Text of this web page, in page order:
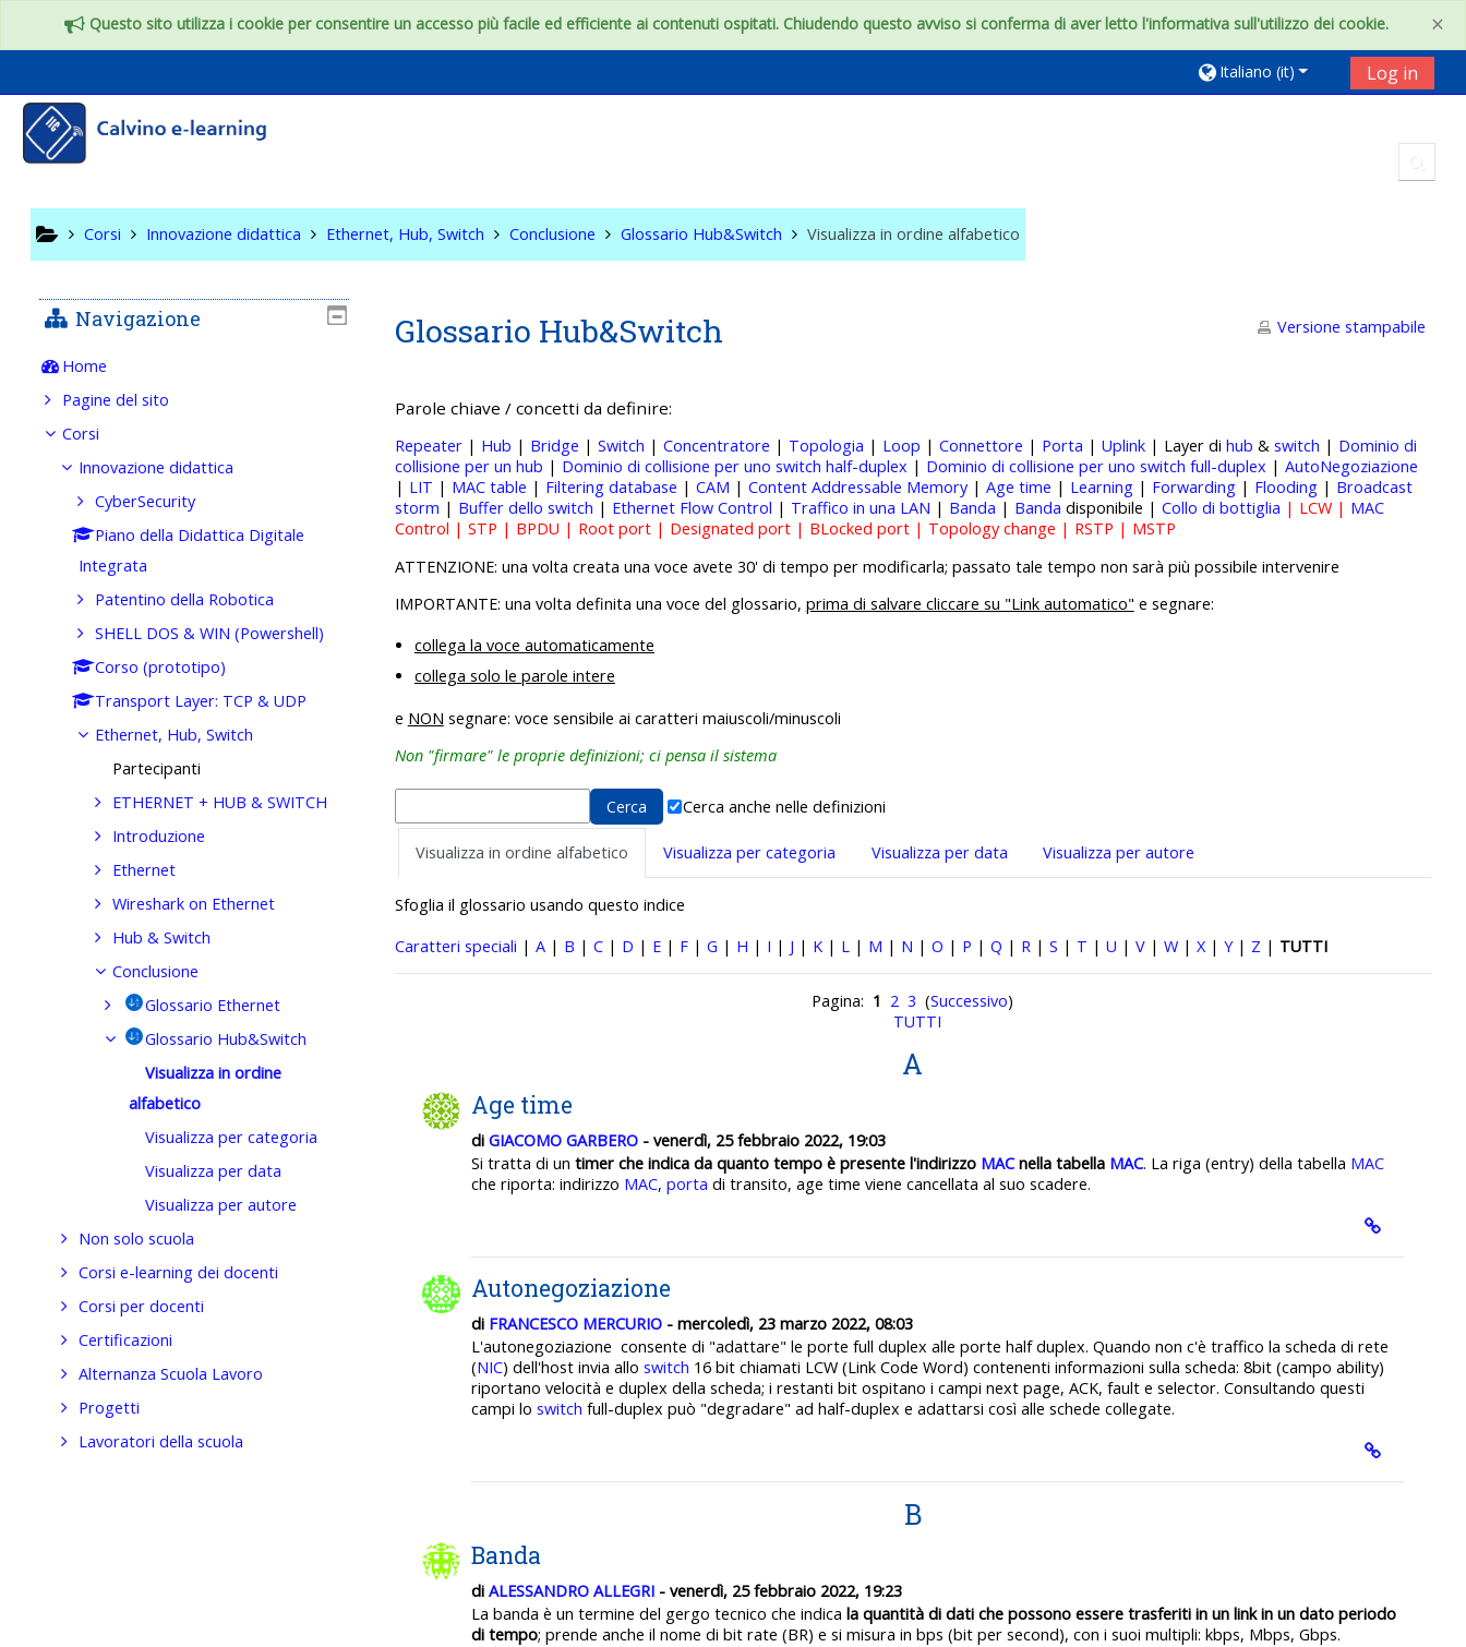
×
Questo sito utilizza i cookie per consentire un accesso più facile ed efficiente ai contenuti ospitati. Chiudendo questo avviso si conferma di aver letto l'informativa sull'utilizzo dei cookie.
Italiano ‎(it)‎ Log in
Corsi Innovazione didattica Ethernet, Hub, Switch Conclusione Glossario Hub&Switch Visualizza in ordine alfabetico
Glossario Hub&Switch Versione stampabile
Parole chiave / concetti da definire:
Repeater| Hub | Bridge | Switch | Concentratore | Topologia | Loop | Connettore | Porta | Uplink| Layer di hub & switch | Dominio di
collisione per un hub | Dominio di collisione per uno switch half-duplex | Dominio di collisione per uno switch full-duplex | AutoNegoziazione
| LIT | MAC table | Filtering database | CAM | Content Addressable Memory| Age time | Learning| Forwarding| Flooding| Broadcast
storm | Buffer dello switch | Ethernet Flow Control | Traffico in una LAN | Banda | Banda disponibile | Collo di bottiglia | LCW | MAC
Control | STP | BPDU | Root port | Designated port | BLocked port | Topology change | RSTP | MSTP
ATTENZIONE: una volta creata una voce avete 30' di tempo per modificarla; passato tale tempo non sarà più possibile intervenire
IMPORTANTE: una volta definita una voce del glossario, prima di salvare cliccare su "Link automatico" e segnare:
collega la voce automaticamente
collega solo le parole intere
e NON segnare: voce sensibile ai caratteri maiuscoli/minuscoli
Non "firmare" le proprie definizioni; ci pensa il sistema
Cerca anche nelle definizioni
Visualizza in ordine alfabetico Visualizza per categoria Visualizza per data Visualizza per autore
Sfoglia il glossario usando questo indice
Caratteri speciali | A| B | C| D | E| F| G | H | I | J | K| L| M | N | O | P | Q | R| S | T | U | V| W| X| Y| Z | TUTTI
Pagina: 1 2 3 (Successivo)
TUTTI
A
Age time
di GIACOMO GARBERO- venerdì, 25 febbraio 2022, 19:03
Si tratta di un timer che indica da quanto tempo è presente l'indirizzo MACnella tabella MAC. La riga (entry) della tabella MAC
che riporta: indirizzo MAC, porta di transito, age time viene cancellata al suo scadere.
Autonegoziazione
di FRANCESCO MERCURIO- mercoledì, 23 marzo 2022, 08:03
L'autonegoziazione consente di "adattare" le porte full duplex alle porte half duplex. Quando non c'è traffico la scheda di rete
(NIC) dell'host invia allo switch 16 bit chiamati LCW (Link Code Word) contenenti informazioni sulla scheda: 8bit (campo ability)
riportano velocità e duplex della scheda; i restanti bit ospitano i campi next page, ACK, fault e selector. Consultando questi
campi lo switch full-duplex può "degradare" ad half-duplex e adattarsi così alle schede collegate.
B
Banda
di ALESSANDRO ALLEGRI- venerdì, 25 febbraio 2022, 19:23
La banda è un termine del gergo tecnico che indica la quantità di datiche possono essere trasferiti in un linkin un dato periodo
di tempo; prende anche il nome di bit rate (BR) e si misura in bps (bit per second), con i suoi multipli: kbps, Mbps, Gbps.
Navigazione
Home
Pagine del sito
Corsi
Innovazione didattica
CyberSecurity
Piano della Didattica Digitale
Integrata
Patentino della Robotica
SHELL DOS & WIN (Powershell)
Corso (prototipo)
Transport Layer: TCP & UDP
Ethernet, Hub, Switch
Partecipanti
ETHERNET + HUB & SWITCH
Introduzione
Ethernet
Wireshark on Ethernet
Hub & Switch
Conclusione
Glossario Ethernet
Glossario Hub&Switch
Visualizza in ordine
alfabetico
Visualizza per categoria
Visualizza per data
Visualizza per autore
Non solo scuola
Corsi e-learning dei docenti
Corsi per docenti
Certificazioni
Alternanza Scuola Lavoro
Progetti
Lavoratori della scuola